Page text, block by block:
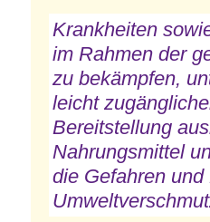
Krankheiten
im Rahmen der
zu bekämpfen,
leicht
Bereitstellung
Nahrungsmittel
die Gefahren